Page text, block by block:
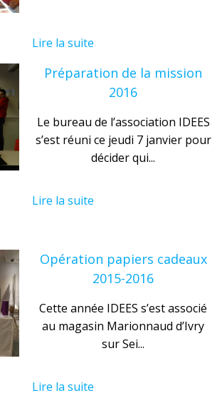
Lire la suite
Préparation de la mission
2016
Le bureau de l’association IDEES
s’est réuni ce jeudi 7 janvier pour
décider qui...
Lire la suite
Opération papiers cadeaux
2015-2016
Cette année IDEES s’est associé
au magasin Marionnaud d’Ivry
sur Sei...
Lire la suite